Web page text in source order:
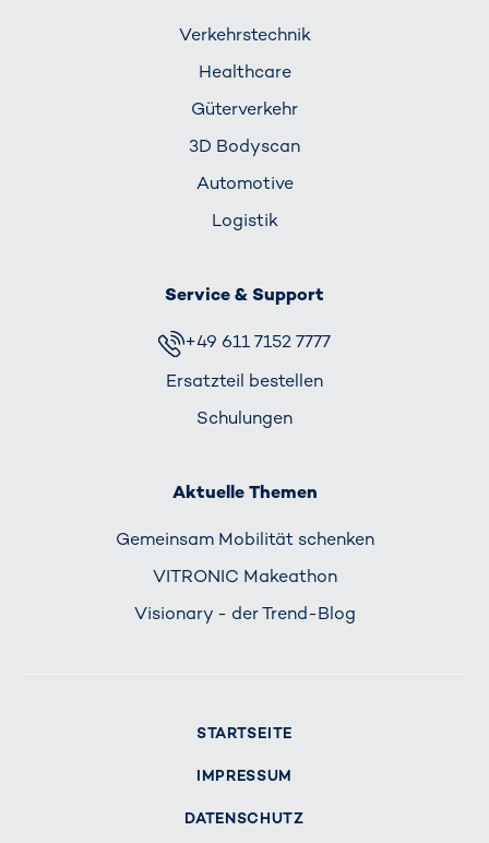
Verkehrs­technik
Healthcare
Güterverkehr
3D Bodyscan
Automotive
Logistik
Service & Support
+49 611 7152 7777
Ersatzteil bestellen
Schulungen
Aktuelle Themen
Gemeinsam Mobilität schenken
VITRONIC Makeathon
Visionary - der Trend-Blog
STARTSEITE
IMPRESSUM
DATENSCHUTZ